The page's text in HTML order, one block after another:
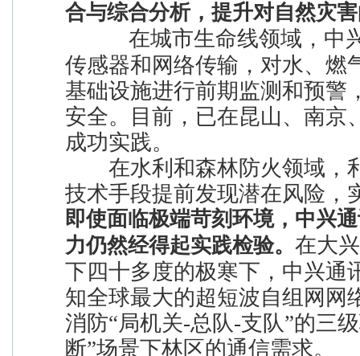
合与综合分析，提升对自然灾
在城市生命线领域，中
传感器和网络传输，对水、燃
基础设施进行前期监测和预警
安全。目前，已在昆山、南京
成功实践。
在水利和森林防火领域，
技术手段提前发现潜在风险，
即使面临极端苛刻环境，中兴
力仍然经得起实践检验。 在大
下四十多度的极寒下，中兴通
知全球最大的超短波自组网网
消防“局机关-总队-支队”的三
断”场景下林区的通信需求。